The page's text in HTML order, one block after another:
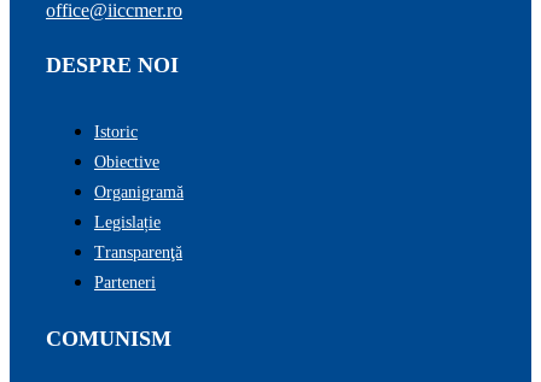
office@iiccmer.ro
DESPRE NOI
Istoric
Obiective
Organigramă
Legislație
Transparenţă
Parteneri
COMUNISM